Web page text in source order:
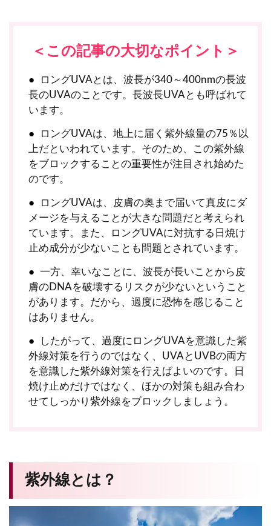
＜この記事の大切なポイント＞
ロングUVAとは、波長が340～400nmの長波
長のUVAのことです。長波長UVAとも呼ばれて
います。
ロングUVAは、地上に届く紫外線量の75％以
上だといわれています。そのため、この紫外線
をブロックすることの重要性が注目され始めた
のです。
ロングUVAは、皮膚の奥まで届いて真皮にダ
メージを与えることが大きな問題だと考えられ
ています。また、ロングUVAに対抗する日焼け
止め成分が少ないことも問題とされています。
一方、幸いなことに、波長が長いことから皮
膚のDNAを破壊するリスクが少ないということ
があります。だから、過度に恐怖を感じること
はありません。
したがって、過度にロングUVAを意識した紫
外線対策を行うのではなく、UVAとUVBの両方
を意識した紫外線対策を行えばよいのです。日
焼け止めだけではなく、ほかの対策も組み合わ
せてしっかり紫外線をブロックしましょう。
紫外線とは？